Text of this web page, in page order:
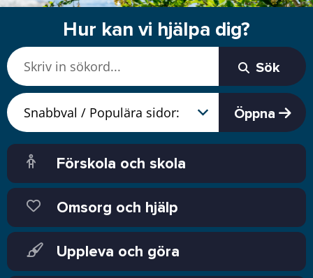
Hur kan vi hjälpa dig?
Sök
Öppna
Förskola och skola
Omsorg och hjälp
Uppleva och göra